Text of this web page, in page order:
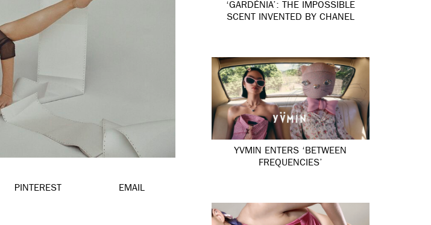
PINTEREST EMAIL
‘GARDÉNIA’: THE IMPOSSIBLE
SCENT INVENTED BY CHANEL
YVMIN ENTERS ‘BETWEEN
FREQUENCIES’